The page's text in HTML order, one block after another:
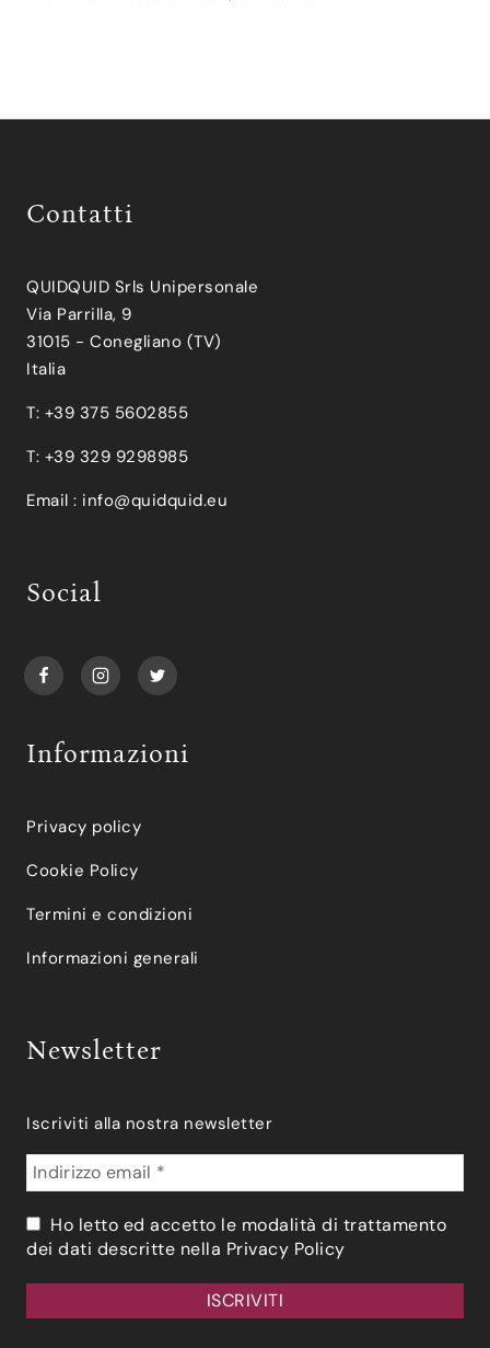
Contatti
QUIDQUID Srls Unipersonale
Via Parrilla, 9
31015 - Conegliano (TV)
Italia
T: +39 375 5602855
T: +39 329 9298985
Email : info@quidquid.eu
Social
Informazioni
Privacy policy
Cookie Policy
Termini e condizioni
Informazioni generali
Newsletter
Iscriviti alla nostra newsletter
Ho letto ed accetto le modalità di trattamento
dei dati descritte nella Privacy Policy